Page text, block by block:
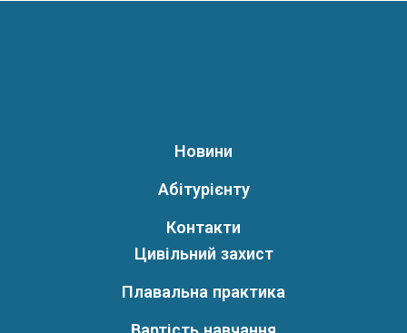
Новини
Абітурієнту
Контакти
Цивільний захист
Плавальна практика